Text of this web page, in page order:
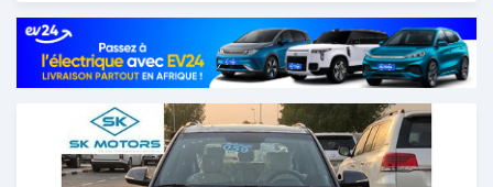
Publié il y a presque 6 ans